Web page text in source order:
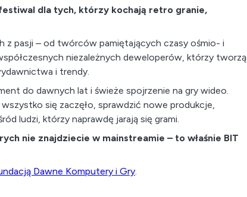
dla tych, którzy kochają retro granie,
z pasji – od twórców pamiętających czasy ośmio- i
niezależnych deweloperów, którzy tworzą
i trendy.
do dawnych lat i świeże spojrzenie na gry wideo.
się zaczęło, sprawdzić nowe produkcje,
ludzi, którzy naprawdę jarają się grami.
nie znajdziecie w mainstreamie – to właśnie BIT
Dawne Komputery i Gry.